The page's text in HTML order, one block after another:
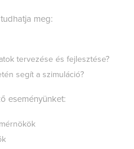
meg:
tervezése és fejlesztése?
segít a szimuláció?
eseményünket: